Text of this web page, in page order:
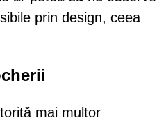
prin design, ceea
mai multor